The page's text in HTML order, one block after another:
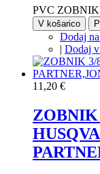
PVC
V košarico
Dodaj
| Dodaj
11,20 €
ZOBNIK